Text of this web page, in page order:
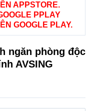
APPSTORE.
PPLAY
GOOGLE PLAY.
ngăn phòng độc
AVSING